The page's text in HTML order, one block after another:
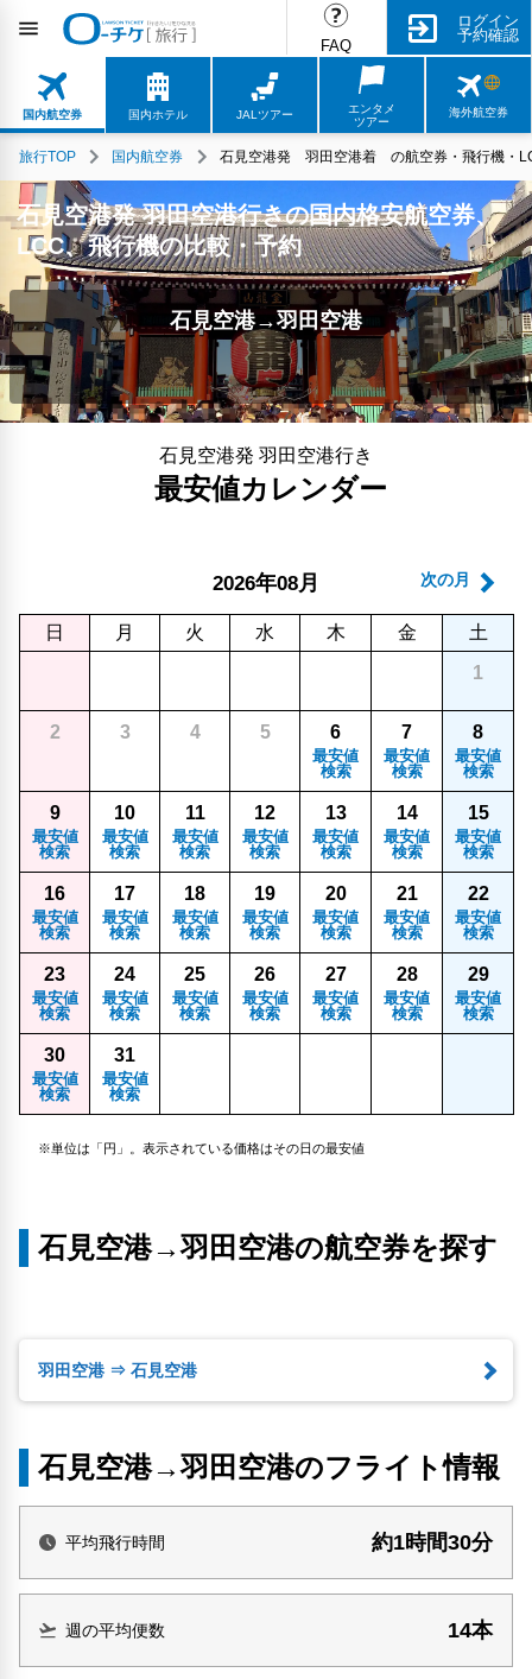
FAQ
ログイン
予約確認
国内航空券 国内ホテル JALツアー
エンタメ
ツアー
海外航空券
旅行TOP 国内航空券 石見空港発 羽田空港着 の航空券・飛行機・
石見空港発 羽田空港行きの国内格安航空券、
LCC、飛行機の比較・予約
石見空港→羽田空港
石見空港発 羽田空港行き
最安値カレンダー
次の月
2026年08月
日 月 火 水 木 金
土
1
2 3 4 5 6
最安値
検索
7
最安値
検索
8
最安値
検索
9
最安値
検索
10
最安値
検索
11
最安値
検索
12
最安値
検索
13
最安値
検索
14
最安値
検索
15
最安値
検索
16
最安値
検索
17
最安値
検索
18
最安値
検索
19
最安値
検索
20
最安値
検索
21
最安値
検索
22
最安値
検索
23
最安値
検索
24
最安値
検索
25
最安値
検索
26
最安値
検索
27
最安値
検索
28
最安値
検索
29
最安値
検索
30
最安値
検索
31
最安値
検索
※単位は「円」。表示されている価格はその日の最安値
石見空港→羽田空港の航空券を探す
羽田空港 ⇒ 石見空港
石見空港→羽田空港のフライト情報
平均飛行時間 約1時間30分
週の平均便数 14本